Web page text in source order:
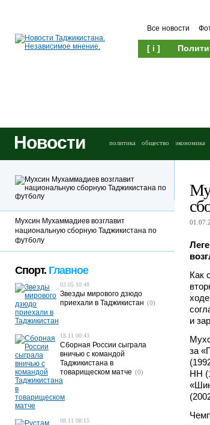
Все новости
[ i ]
Новости политика общество экономика
Как
и
за
НН
Мухсин Мухаммадиев возглавит
национальную сборную Таджикистана по
футболу
Спорт. Главное
02.05 10:48
Звезды мирового дзюдо
приехали в Таджикистан (0)
18.11 00:43
Сборная России сыграла
вничью с командой
Таджикистана в
товарищеском матче (0)
08.11 08:15